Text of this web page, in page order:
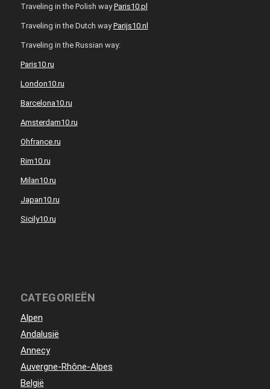
Traveling in the Polish wayParis10.pl
Traveling in the Dutch wayParijs10.nl
Traveling in the Russian way:
Paris10.ru
London10.ru
Barcelona10.ru
Amsterdam10.ru
Ohfrance.ru
Rim10.ru
Milan10.ru
Japan10.ru
Sicily10.ru
CATEGORIEËN
Alpen
Andalusië
Annecy
Auvergne-Rhône-Alpes
België